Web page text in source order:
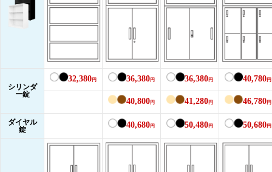
シリンダ
ー錠
32,380円 36,380円 36,380円 40,780円
40,800円 41,280円 46,780円
ダイヤル
錠
40,680円 50,480円 50,680円